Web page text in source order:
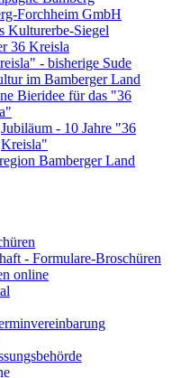
Forchheim GmbH
Kulturerbe-Siegel
36 Kreisla
- bisherige Sude
im Bamberger Land
Bieridee für das "36
Jubiläum - 10 Jahre "36
Kreisla"
Bamberger Land
- Formulare-Broschüren
online